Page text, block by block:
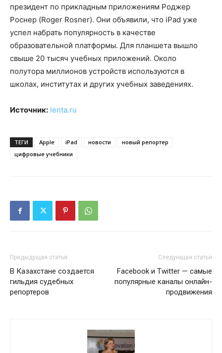
президент по прикладным приложениям Роджер
Роснер (Roger Rosner). Они объявили, что iPad уже
успел набрать популярность в качестве
образовательной платформы. Для планшета вышло
свыше 20 тысяч учебных приложений. Около
полутора миллионов устройств используются в
школах, институтах и других учебных заведениях.
Источник: lenta.ru
ТЕГИ Apple iPad новости
новый репортер
цифровые учебники
Предыдущая статья
В Казахстане создается
гильдия судебных
репортеров
Следующая статья
Facebook и Twitter — самые
популярные каналы онлайн-
продвижения